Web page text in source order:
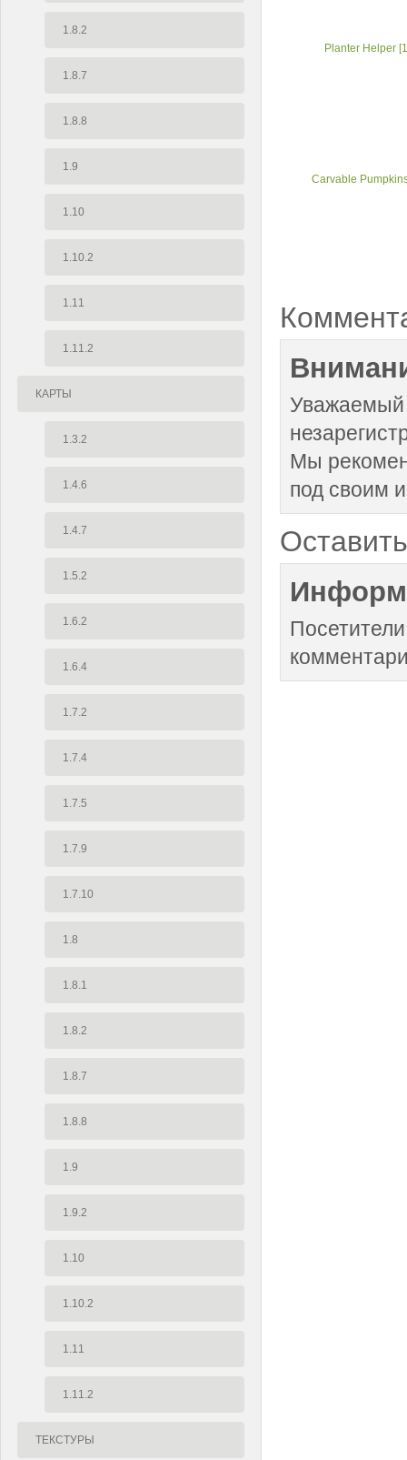
1.8.2
1.8.7
1.8.8
1.9
1.10
1.10.2
1.11
1.11.2
КАРТЫ
1.3.2
1.4.6
1.4.7
1.5.2
1.6.2
1.6.4
1.7.2
1.7.4
1.7.5
1.7.9
1.7.10
1.8
1.8.1
1.8.2
1.8.7
1.8.8
1.9
1.9.2
1.10
1.10.2
1.11
1.11.2
ТЕКСТУРЫ
Planter Helper
Carvable
Уважаемый
Мы
под своим